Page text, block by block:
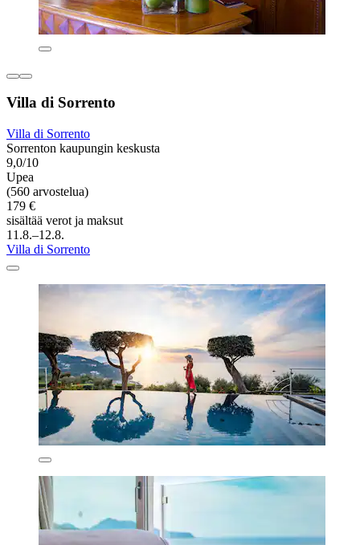
Villa di Sorrento
Villa di Sorrento
Sorrenton kaupungin keskusta
9,0/10
Upea
(560 arvostelua)
179 €
sisältää verot ja maksut
11.8.–12.8.
Villa di Sorrento